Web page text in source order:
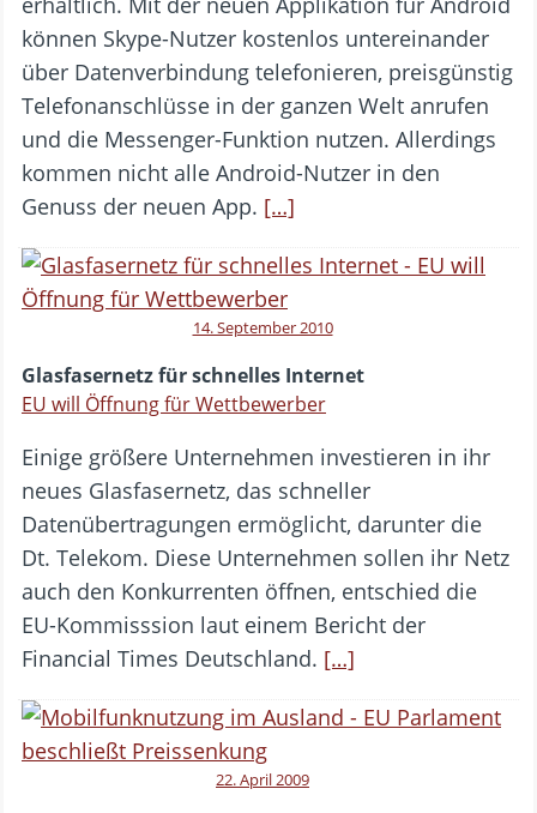
können Skype-Nutzer kostenlos untereinander
über Datenverbindung telefonieren, preisgünstig
Telefonanschlüsse in der ganzen Welt anrufen
und die Messenger-Funktion nutzen. Allerdings
kommen nicht alle Android-Nutzer in den
Genuss der neuen App. […]
14. September 2010
Glasfasernetz für schnelles Internet
EU will Öffnung für Wettbewerber
Einige größere Unternehmen investieren in ihr
neues Glasfasernetz, das schneller
Datenübertragungen ermöglicht, darunter die
Dt. Telekom. Diese Unternehmen sollen ihr Netz
auch den Konkurrenten öffnen, entschied die
EU-Kommisssion laut einem Bericht der
Financial Times Deutschland. […]
22. April 2009